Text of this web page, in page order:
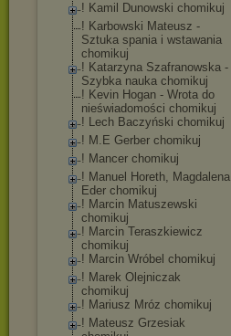
! Kamil Dunowski chomikuj
! Karbowski Mateusz -
Sztuka spania i wstawania
chomikuj
! Katarzyna Szafranowska -
Szybka nauka chomikuj
! Kevin Hogan - Wrota do
nieświadomości chomikuj
! Lech Baczyński chomikuj
! M.E Gerber chomikuj
! Mancer chomikuj
! Manuel Horeth, Magdalena
Eder chomikuj
! Marcin Matuszewski
chomikuj
! Marcin Teraszkiewicz
chomikuj
! Marcin Wróbel chomikuj
! Marek Olejniczak
chomikuj
! Mariusz Mróz chomikuj
! Mateusz Grzesiak